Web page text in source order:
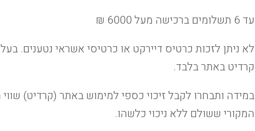
עד 6 תשלומים ברכישה מעל 6000 ₪
לא ניתן לזכות כרטיס דיירקט או כרטיסי אשראי נטענים.
קרדיט באתר בלבד.
במידה ותבחרו לקבל זיכוי כספי למימוש באתר (קרדיט)
המקורי ששולם ללא ניכוי כלשהו.